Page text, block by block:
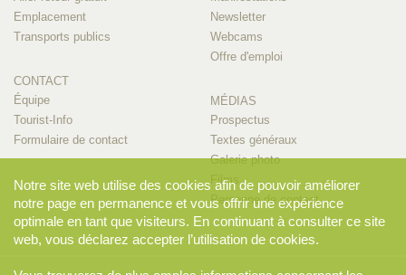
Emplacement
Transports publics
CONTACT
Équipe
Tourist-Info
Formulaire de contact
Newsletter
Webcams
Offre d'emploi
MÉDIAS
Prospectus
Textes généraux
Galerie photo
Films
Personne de contact
Notre site web utilise des cookies afin de pouvoir améliorer
notre page en permanence et vous offrir une expérience
optimale en tant que visiteurs. En continuant à consulter ce site
web, vous déclarez accepter l’utilisation de cookies.